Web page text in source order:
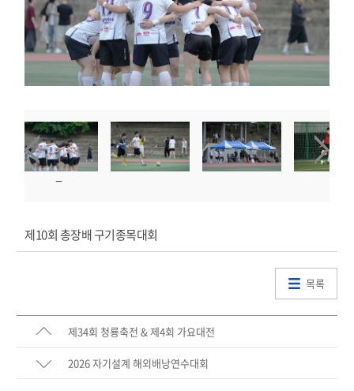
제10회 총장배 구기종목대회
목록
제34회 청룡축전 & 제4회 가요대전
2026 자기설계 해외배낭연수대회